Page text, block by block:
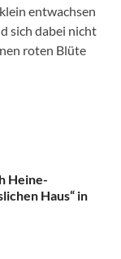
entwachsen
sich dabei nicht
roten Blüte
Heine-
Haus“ in